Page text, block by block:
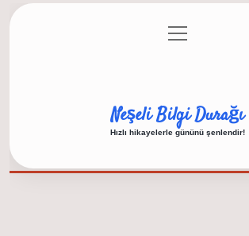
Gizlilik Politikası
menüyü
aç
Neşeli Bilgi Durağı
Hızlı hikayelerle gününü şenlendir!